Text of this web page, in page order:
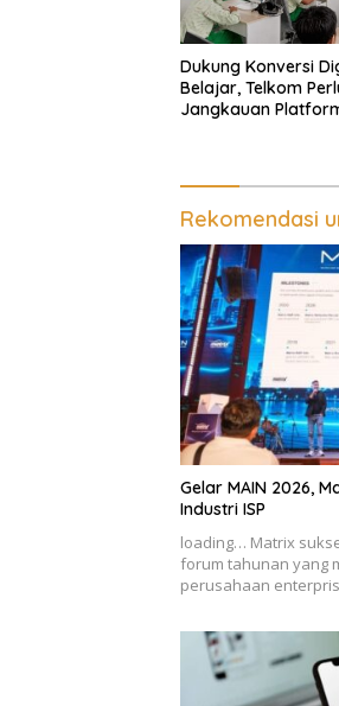
Dukung Konversi
Belajar, Telkom
Jangkauan
Rekomendasi
Gelar MAIN 2026,
Industri ISP
loading… Matrix
forum tahunan yang
perusahaan